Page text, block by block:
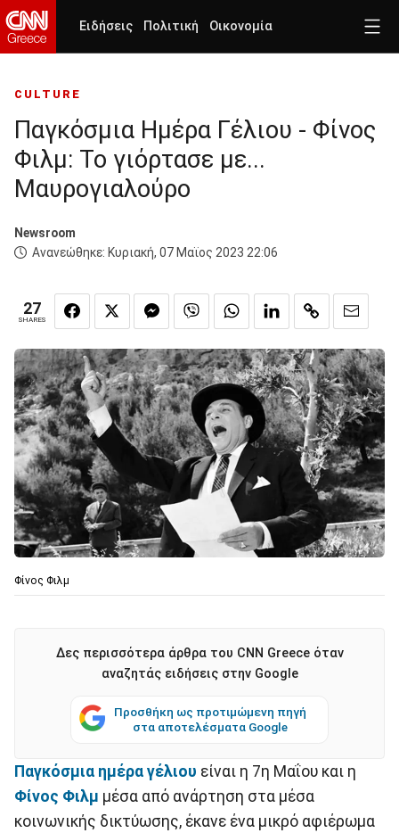
Ειδήσεις Πολιτική Οικονομία
CULTURE
Παγκόσμια Ημέρα Γέλιου - Φίνος
Φιλμ: Το γιόρτασε με...
Μαυρογιαλούρο
Newsroom
Ανανεώθηκε: Κυριακή, 07 Μαϊος 2023 22:06
27
SHARES
Φίνος Φιλμ
Δες περισσότερα άρθρα του CNN Greece όταν
αναζητάς ειδήσεις στην Google
Προσθήκη ως προτιμώμενη πηγή
στα αποτελέσματα Google
Παγκόσμια ημέρα γέλιου είναι η 7η Μαΐου και η
Φίνος Φιλμ μέσα από ανάρτηση στα μέσα
κοινωνικής δικτύωσης, έκανε ένα μικρό αφιέρωμα